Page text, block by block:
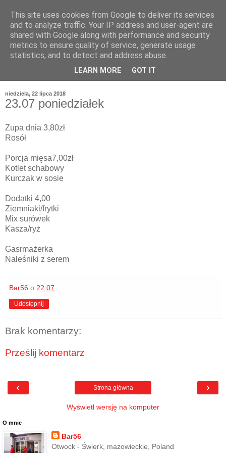
niedziela, 22 lipca 2018
23.07 poniedziałek
Zupa dnia 3,80zł
Rosół
Porcja mięsa7,00zł
Kotlet schabowy
Kurczak w sosie
Dodatki 4,00
Ziemniaki/frytki
Mix surówek
Kasza/ryż
Gasrmażerka
Naleśniki z serem
Bar56 o 22:07
Udostępnij
Brak komentarzy:
Prześlij komentarz
‹ ›
Strona główna
Wyświetl wersję na komputer
O mnie
Bar56
Otwock - Świerk, mazowieckie, Poland
This site uses cookies from Google to deliver its services
and to analyze traffic. Your IP address and user-agent are
shared with Google along with performance and security
metrics to ensure quality of service, generate usage
statistics, and to detect and address abuse.
LEARN MORE GOT IT